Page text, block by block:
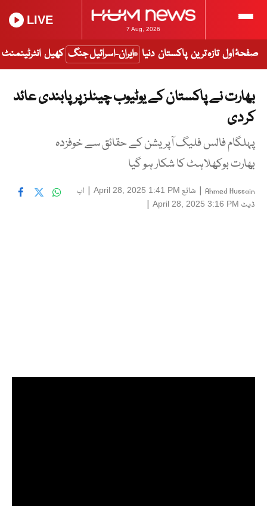
7 Aug, 2026
LIVE
صفحۂ اول تازہ ترین پاکستان دنیا ایران-اسرائیل جنگ کھیل انٹرٹینمنٹ
بھارت نے پاکستان کے یوٹیوب چینلز پر پابندی عائد
کر دی
پہلگام فالس فلیگ آپریشن کے حقائق سے خوفزدہ
بھارت بوکھلاہٹ کا شکار ہو گیا
Ahmed Hussain
| شائع April 28, 2025 1:41 PM
| اپ
ڈیٹ April 28, 2025 3:16 PM
|